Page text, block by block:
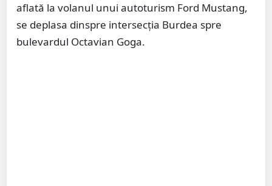
aflată la volanul unui autoturism Ford Mustang,
se deplasa dinspre intersecția Burdea spre
bulevardul Octavian Goga.